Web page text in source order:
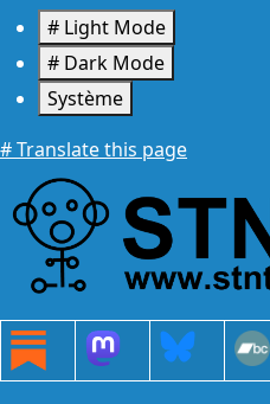
Aller au contenu principal
# Light Mode
# Dark Mode
Système
# Translate this page